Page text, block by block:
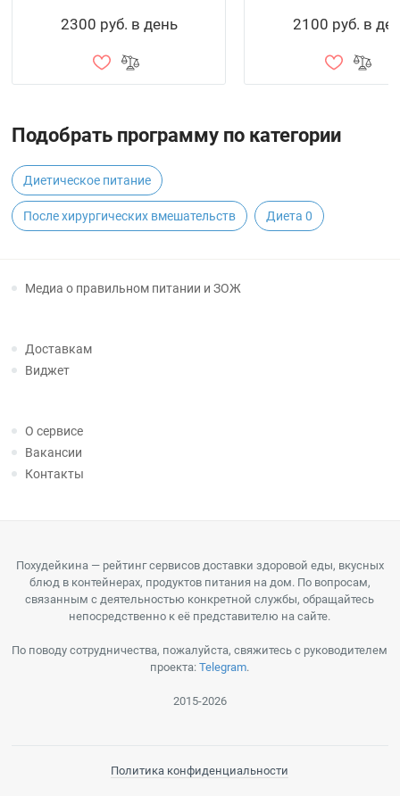
2300 руб. в день 2100 руб. в
Подобрать программу по категории
Диетическое питание
После хирургических вмешательств Диета 0
Медиа о правильном питании и ЗОЖ
Доставкам
Виджет
О сервисе
Вакансии
Контакты
Похудейкина — рейтинг сервисов доставки здоровой еды, вкусных
блюд в контейнерах, продуктов питания на дом. По вопросам,
связанным с деятельностью конкретной службы, обращайтесь
непосредственно к её представителю на сайте.
По поводу сотрудничества, пожалуйста, свяжитесь с руководителем
проекта:Telegram.
2015-2026
Политика конфиденциальности